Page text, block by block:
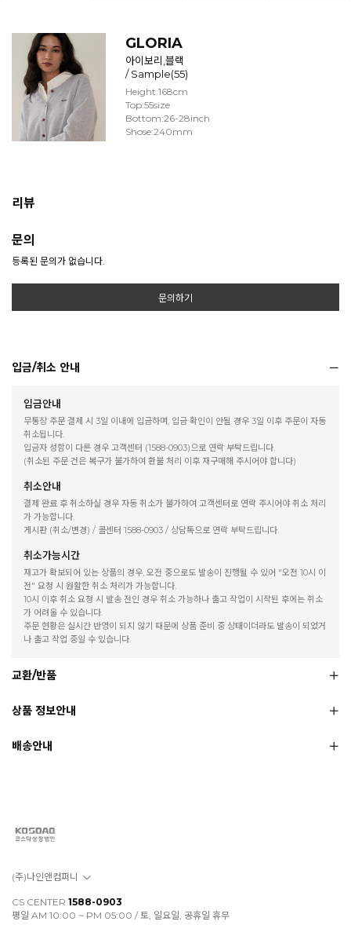
GLORIA
아이보리,블랙
/ Sample(55)
Height:168cm
Top:55size
Bottom:26-28inch
Shose:240mm
리뷰
문의
등록된 문의가 없습니다.
문의하기
입금/취소 안내
입금안내
무통장 주문 결제 시 3일 이내에 입금하며, 입금 확인이 안될 경우 3일 이후 주문이 자동
취소됩니다.
입금자 성함이 다른 경우 고객센터 (1588-0903)으로 연락 부탁드립니다.
(취소된 주문 건은 복구가 불가하여 환불 처리 이후 재구매해 주시어야 합니다)
취소안내
결제 완료 후 취소하실 경우 자동 취소가 불가하여 고객센터로 연락 주시어야 취소 처리
가 가능합니다.
게시판 (취소/변경) / 콜센터 1588-0903 / 상담톡으로 연락 부탁드립니다.
취소가능시간
재고가 확보되어 있는 상품의 경우, 오전 중으로도 발송이 진행될 수 있어 "오전 10시 이
전" 요청 시 원활한 취소 처리가 가능합니다.
10시 이후 취소 요청 시 발송 전인 경우 취소 가능하나 출고 작업이 시작된 후에는 취소
가 어려울 수 있습니다.
주문 현황은 실시간 반영이 되지 않기 때문에 상품 준비 중 상태이더라도 발송이 되었거
나 출고 작업 중일 수 있습니다.
교환/반품
상품 정보안내
배송안내
(주)나인앤컴퍼니
CS CENTER 1588-0903
평일 AM 10:00 ~ PM 05:00 / 토, 일요일, 공휴일 휴무